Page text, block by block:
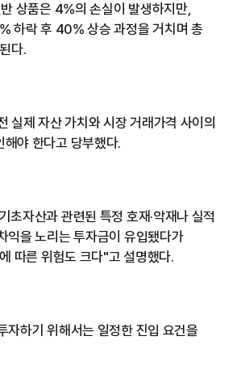
상품은 4%의 손실이 발생하지만,
하락 후 40% 상승 과정을 거치며 총
다.
실제 자산 가치와 시장 거래가격 사이의
해야 한다고 당부했다.
초자산과 관련된 특정 호재·악재나 실적
익을 노리는 투자금이 유입됐다가
따른 위험도 크다"고 설명했다.
자하기 위해서는 일정한 진입 요건을